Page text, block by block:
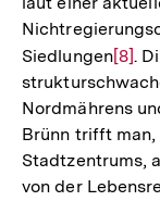
SiedlungenZur
der
[8].
Nordmährens
Brünn trifft
Stadtzentrums,
von der